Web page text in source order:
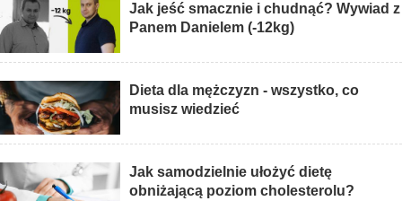
Jak jeść smacznie i chudnąć? Wywiad z
Panem Danielem (-12kg)
Dieta dla mężczyzn - wszystko, co
musisz wiedzieć
Jak samodzielnie ułożyć dietę
obniżającą poziom cholesterolu?